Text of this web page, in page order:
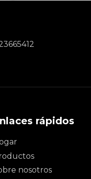
rápidos
nosotros